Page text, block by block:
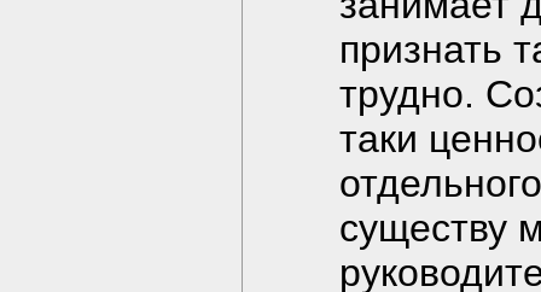
признать
трудно.
таки
существу